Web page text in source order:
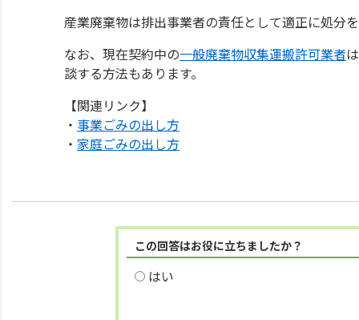
産業廃棄物は排出事業者の責任として適正に処分
なお、現在契約中の一般廃棄物収集運搬許可業者
談する方法もあります。
【関連リンク】
・ 事業ごみの出し方
・ 家庭ごみの出し方
この回答はお役に立ちましたか？
はい